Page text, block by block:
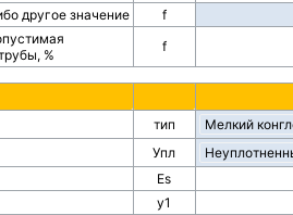
другое значение
f
%
f
тип
Упл
Es
y1